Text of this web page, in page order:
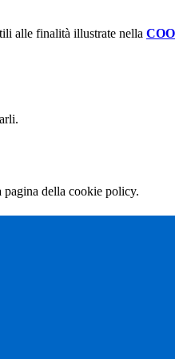
alle finalità illustrate nella
pagina della cookie policy.